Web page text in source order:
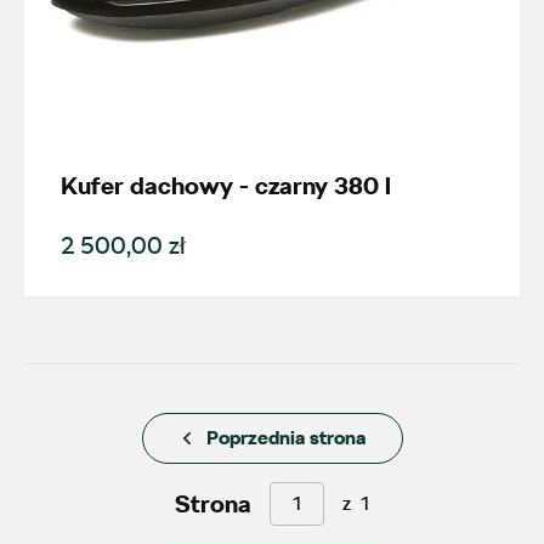
Kufer dachowy - czarny 380 l
2 500,00 zł
Poprzednia strona
Strona z 1
Wybierz dealera obsługującego
Twoje zapytanie
AMD Auto Centrum